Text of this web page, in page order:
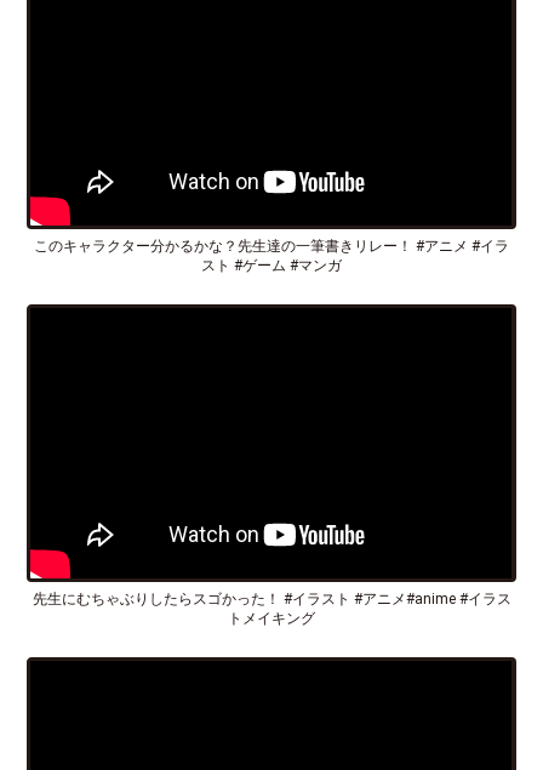
このキャラクター分かるかな？先生達の一筆書きリレー！ #アニメ #イラ
スト #ゲーム #マンガ
先生にむちゃぶりしたらスゴかった！ #イラスト #アニメ#anime #イラス
トメイキング